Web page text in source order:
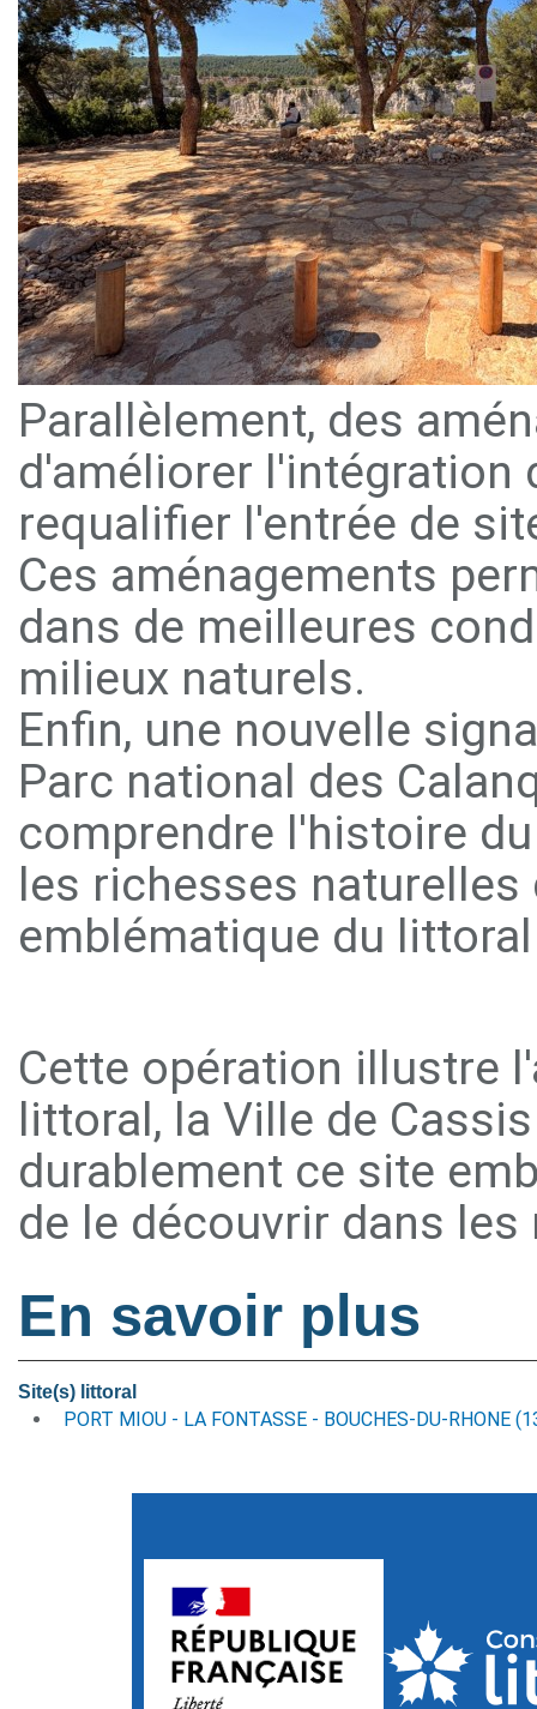
Parallèlement, des
d'améliorer l'intégration
requalifier l'entrée de
Ces aménagements
dans de meilleures
milieux naturels.
Enfin, une nouvelle
Parc national des
comprendre l'histoire
les richesses
emblématique du
Cette opération illustre
littoral, la Ville de
durablement ce site
de le découvrir dans
En savoir plus
Site(s) littoral
PORT MIOU - LA FONTASSE - BOUCHES-DU-RHONE